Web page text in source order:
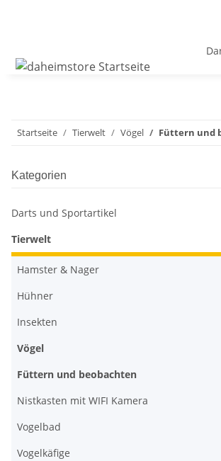
Startseite Tierwelt Vögel Füttern und
Kategorien
Darts und Sportartikel
Tierwelt
Hamster & Nager
Hühner
Insekten
Vögel
Füttern und beobachten
Nistkasten mit WIFI Kamera
Vogelbad
Vogelkäfige